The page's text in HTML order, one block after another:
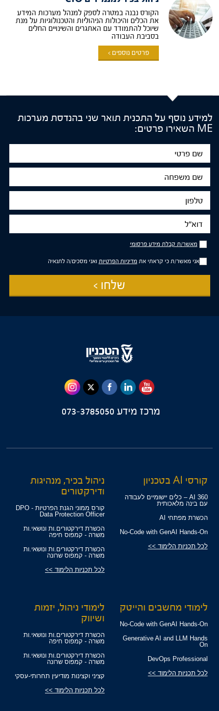
הקורס נבנה במטרה לספק למנהל מערכות המידע
את הכלים והיכולות הניהוליות והטכנולוגיות על מנת
שיוכל להתמודד עם האתגרים והשינויים החלים
בסביבת העבודה
פרטים נוספים >
למידע נוסף על התכנית תואר שני בהנדסת מערכות
ME השאירו פרטים:
פרטי
משפחה
מאשר/ת
קבלת
מידע
פרסומי
מאשר/ת קבלת מידע פרסומי
אני מאשר/ת כי קראתי את מדיניות הפרטיות ואני מסכים/ה לתנאיה
שלחו >
מרכז מידע
קורסי AI בטכניון
360 AI – כלים יישומיים לעבודה
עם בינה מלאכותית
הכשרת מפתחי AI
No-Code with GenAI Hands-On
לכל תכניות הלימוד >>
ניהול בכיר, מנהיגות
ודירקטורים
קורס ממוני הגנת הפרטיות - DPO
Data Protection Officer
הכשרת דירקטורים.ות ונושאי.ות
משרה - קמפוס חיפה
הכשרת דירקטורים.ות ונושאי.ות
משרה - קמפוס שרונה
לכל תכניות הלימוד >>
לימודי מחשבים והייטק
No-Code with GenAI Hands-On
Generative AI and LLM Hands
On
DevOps Professional
לכל תכניות הלימוד >>
לימודי ניהול, יזמות
ושיווק
הכשרת דירקטורים.ות ונושאי.ות
משרה - קמפוס חיפה
הכשרת דירקטורים.ות ונושאי.ות
משרה - קמפוס שרונה
קציני וקצינות מודיעין תחרותי-עסקי
לכל תכניות הלימוד >>